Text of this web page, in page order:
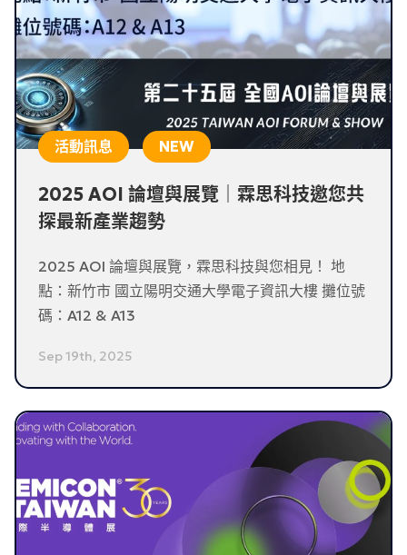
活動訊息
2025 AOI 論壇與展覽｜霖思科技邀您共
探最新產業趨勢
2025 AOI 論壇與展覽，霖思科技與您相見！ 地
點：新竹市 國立陽明交通大學電子資訊大樓 攤位號
碼：A12 & A13
Sep 19th, 2025